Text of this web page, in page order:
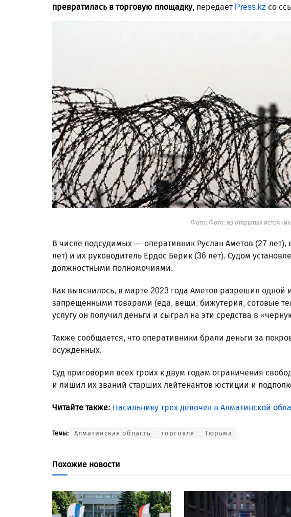
превратилась в торговую площадку, передает Press.kz со
Фото: Фото: из открытых
В числе подсудимых — оперативник Руслан Аметов (27 лет),
лет) и их руководитель Ердос Берик (36 лет). Судом
должностными полномочиями.
Как выяснилось, в марте 2023 года Аметов разрешил одной
запрещенными товарами (еда, вещи, бижутерия, сотовые
услугу он получил деньги и сыграл на эти средства в
Также сообщается, что оперативники брали деньги за
осужденных.
Суд приговорил всех троих к двум годам ограничения
и лишил их званий старших лейтенантов юстиции и
Читайте также: Насильнику трех девочек в Алматинской
Темы: Алматинская область торговля Тюрьма
Похожие новости